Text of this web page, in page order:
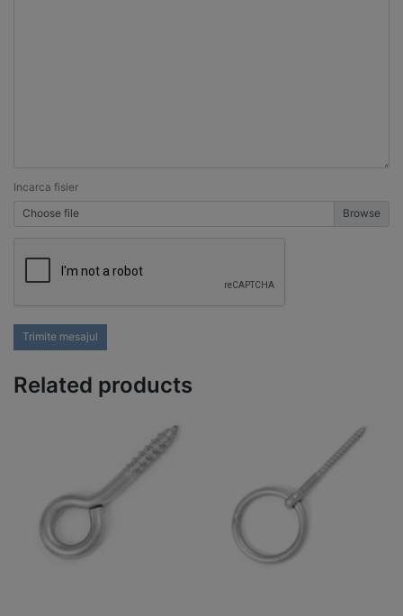
Incarca fisier
Choose file
Trimite mesajul
Related products